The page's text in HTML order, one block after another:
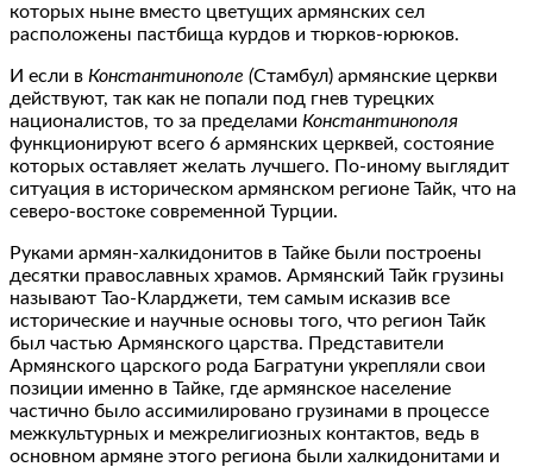
которых ныне вместо цветущих армянских сел
расположены пастбища курдов и тюрков-юрюков.
И если в Константинополе (Стамбул) армянские церкви
действуют, так как не попали под гнев турецких
националистов, то за пределами Константинополя
функционируют всего 6 армянских церквей, состояние
которых оставляет желать лучшего. По-иному выглядит
ситуация в историческом армянском регионе Тайк, что на
северо-востоке современной Турции.
Руками армян-халкидонитов в Тайке были построены
десятки православных храмов. Армянский Тайк грузины
называют Тао-Кларджети, тем самым исказив все
исторические и научные основы того, что регион Тайк
был частью Армянского царства. Представители
Армянского царского рода Багратуни укрепляли свои
позиции именно в Тайке, где армянское население
частично было ассимилировано грузинами в процессе
межкультурных и межрелигиозных контактов, ведь в
основном армяне этого региона были халкидонитами и